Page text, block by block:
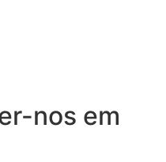
nos em